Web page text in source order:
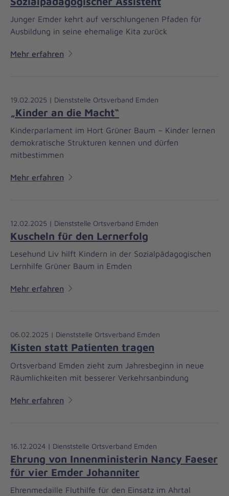
Junger Emder kehrt auf verschlungenen Pfaden für
Ausbildung in seine ehemalige Kita zurück
Mehr erfahren
19.02.2025 | Dienststelle Ortsverband Emden
„Kinder an die Macht“
Kinderparlament im Hort Grüner Baum – Kinder lernen
demokratische Strukturen kennen und dürfen
mitbestimmen
Mehr erfahren
12.02.2025 | Dienststelle Ortsverband Emden
Kuscheln für den Lernerfolg
Lesehund Liv hilft Kindern in der Sozialpädagogischen
Lernhilfe Grüner Baum in Emden
Mehr erfahren
06.02.2025 | Dienststelle Ortsverband Emden
Kisten statt Patienten tragen
Ortsverband Emden zieht zum Jahresbeginn in neue
Räumlichkeiten mit besserer Verkehrsanbindung
Mehr erfahren
16.12.2024 | Dienststelle Ortsverband Emden
Ehrung von Innenministerin Nancy Faeser
für vier Emder Johanniter
Ehrenmedaille Fluthilfe für den Einsatz im Ahrtal